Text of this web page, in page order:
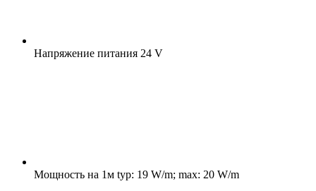
Напряжение питания 24 V
Мощность на 1м typ: 19 W/m; max: 20 W/m